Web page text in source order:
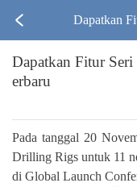
Dapatkan
ling
Dapatkan Fitur
erbaru
Pada tanggal 20
Drilling Rigs untuk 11
di Global Launch